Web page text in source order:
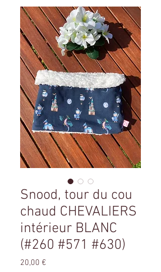
Snood, tour du cou
chaud CHEVALIERS
intérieur BLANC
(#260 #571 #630)
20,00 €